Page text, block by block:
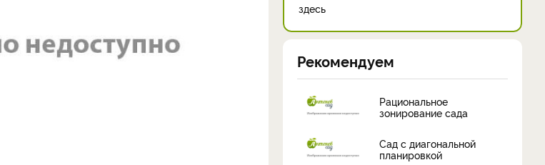
здесь
Рекомендуем
Рациональное
зонирование сада
Сад с диагональной
планировкой